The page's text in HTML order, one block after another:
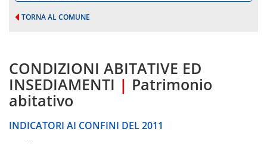
TORNA AL COMUNE
CONDIZIONI ABITATIVE ED
INSEDIAMENTI | Patrimonio
abitativo
INDICATORI AI CONFINI DEL 2011